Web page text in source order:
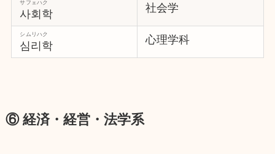
사회학
サフェハク 社会学
심리학
シムリハク 心理学科
⑥ 経済・経営・法学系